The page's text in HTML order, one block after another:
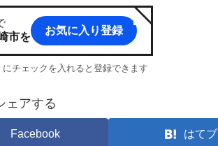
市を
お気に入り登録
チェックを入れると登録できます
ェアする
Facebook はてブ